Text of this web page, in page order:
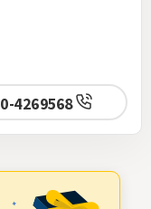
050-4269568